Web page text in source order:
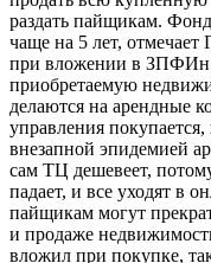
раздать пайщикам.
чаще на 5 лет, отмечает
при вложении в ЗПФИн
приобретаемую
делаются на арендные
управления
внезапной эпидемией
сам ТЦ дешевеет,
падает, и все уходят в
пайщикам могут
и продаже
вложил при покупке,